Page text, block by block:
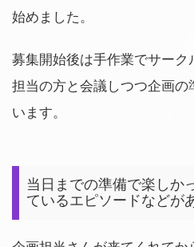
始めました。
募集開始後は手作業でサー
担当の方と会議しつつ企画の
います。
当日までの準備で楽しか
ているエピソードなどが